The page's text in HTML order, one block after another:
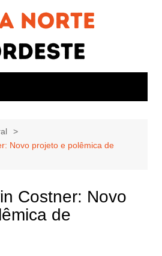
Novo projeto e polêmica de
Costner: Novo
de